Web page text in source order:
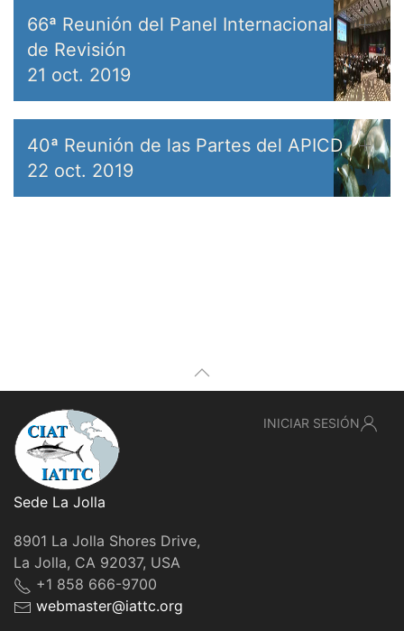
66ª Reunión del Panel Internacional
de Revisión
21 oct. 2019
40ª Reunión de las Partes del APICD
22 oct. 2019
Sede La Jolla
8901 La Jolla Shores Drive,
La Jolla, CA 92037, USA
+1 858 666-9700
webmaster@iattc.org
INICIAR SESIÓN